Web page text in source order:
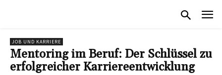
JOB UND KARRIERE
Mentoring im Beruf: Der Schlüssel zu
erfolgreicher Karriereentwicklung